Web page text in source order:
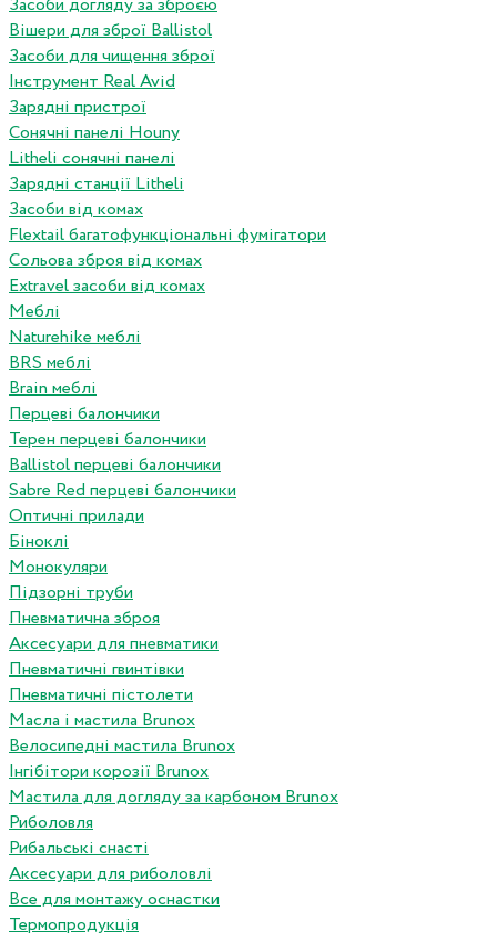
Засоби догляду за зброєю
Вішери для зброї Ballistol
Засоби для чищення зброї
Інструмент Real Avid
Зарядні пристрої
Сонячні панелі Houny
Litheli сонячні панелі
Зарядні станції Litheli
Засоби від комах
Flextail багатофункціональні фумігатори
Сольова зброя від комах
Extravel засоби від комах
Меблі
Naturehike меблі
BRS меблі
Brain меблі
Перцеві балончики
Терен перцеві балончики
Ballistol перцеві балончики
Sabre Red перцеві балончики
Оптичні прилади
Біноклі
Монокуляри
Підзорні труби
Пневматична зброя
Аксесуари для пневматики
Пневматичні гвинтівки
Пневматичні пістолети
Масла і мастила Brunox
Велосипедні мастила Brunox
Інгібітори корозії Brunox
Мастила для догляду за карбоном Brunox
Риболовля
Рибальські снасті
Аксесуари для риболовлі
Все для монтажу оснастки
Термопродукція